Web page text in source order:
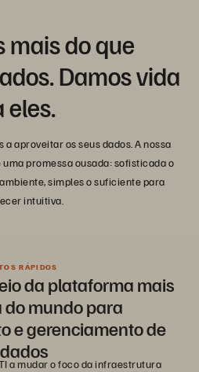
mais do que
Damos vida
eles.
a aproveitar os seus dados. A nossa
promessa ousada: sofisticada o
simples o suficiente para
intuitiva.
RÁPIDOS
da plataforma mais
mundo para
e gerenciamento de
dados
a mudar o foco da infraestrutura